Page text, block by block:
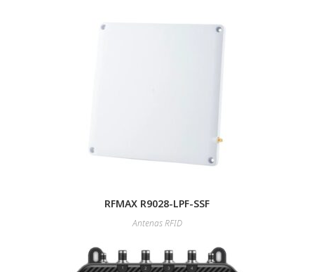
RFMAX R9028-LPF-SSF
Antenas RFID